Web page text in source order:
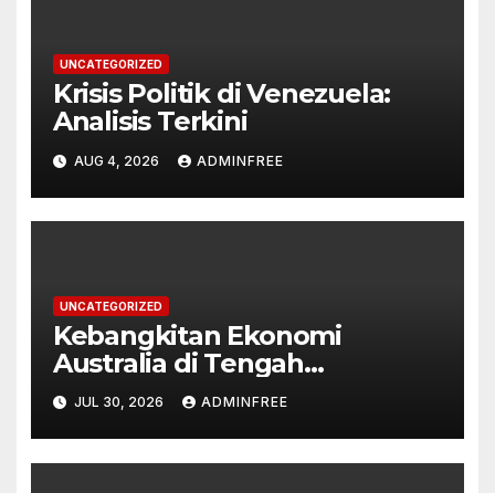
UNCATEGORIZED
Krisis Politik di Venezuela:
Analisis Terkini
AUG 4, 2026 ADMINFREE
UNCATEGORIZED
Kebangkitan Ekonomi
Australia di Tengah
Tantangan Global
JUL 30, 2026 ADMINFREE